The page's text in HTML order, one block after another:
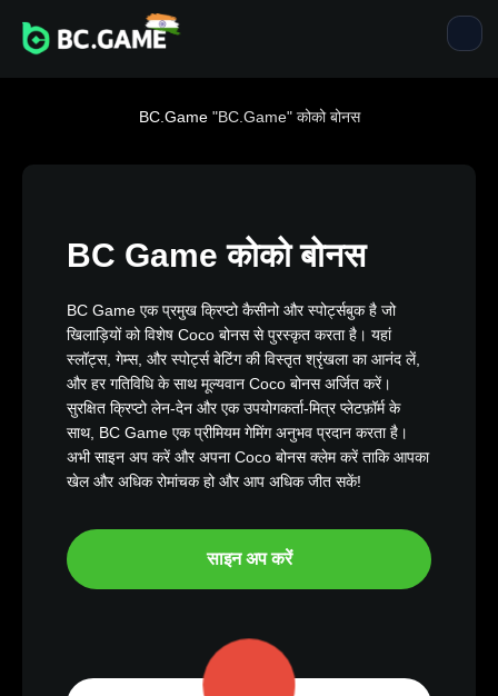
BC.Game"BC.Game" कोको बोनस
BC Game कोको बोनस
BC Game एक प्रमुख क्रिप्टो कैसीनो और स्पोर्ट्सबुक है जो
खिलाड़ियों को विशेष Coco बोनस से पुरस्कृत करता है। यहां
स्लॉट्स, गेम्स, और स्पोर्ट्स बेटिंग की विस्तृत श्रृंखला का आनंद लें,
और हर गतिविधि के साथ मूल्यवान Coco बोनस अर्जित करें।
सुरक्षित क्रिप्टो लेन-देन और एक उपयोगकर्ता-मित्र प्लेटफ़ॉर्म के
साथ, BC Game एक प्रीमियम गेमिंग अनुभव प्रदान करता है।
अभी साइन अप करें और अपना Coco बोनस क्लेम करें ताकि आपका
खेल और अधिक रोमांचक हो और आप अधिक जीत सकें!
साइन अप करें